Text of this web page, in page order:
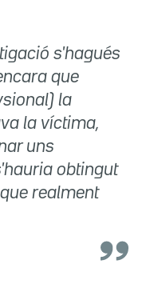
s'hagués
que
la
la víctima,
uns
obtingut
realment